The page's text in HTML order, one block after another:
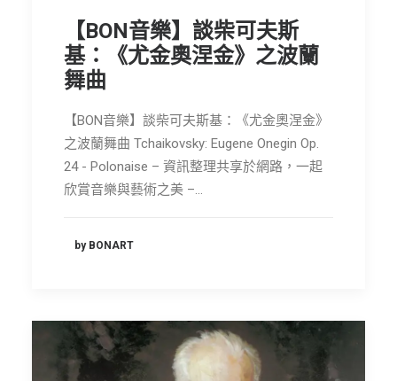
節慶長笛樂團
關於我們
會員專區
SEARCH
【BON音樂】談柴可夫斯
基：《尤金奧涅金》之波蘭
舞曲
【BON音樂】談柴可夫斯基：《尤金奧涅金》
之波蘭舞曲 Tchaikovsky: Eugene Onegin Op.
24 - Polonaise – 資訊整理共享於網路，一起
欣賞音樂與藝術之美 –…
by BONART